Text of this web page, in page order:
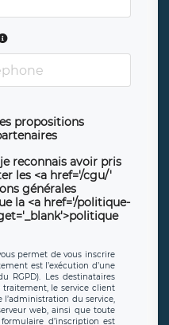
propositions
reconnais avoir pris
les <a href='/cgu/'
générales
la <a href='/politique-
permet de vous inscrire
est l’exécution d’une
RGPD). Les destinataires
traitement, le service client
du service,
web, ainsi que toute
d’inscription est